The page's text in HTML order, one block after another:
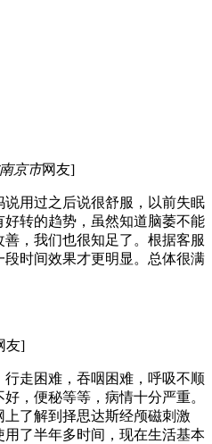
京市网友]
用过之后说很舒服，以前失眠
转的趋势，虽然知道脑萎不能
，我们也很知足了。根据客服
时间效果才更明显。总体很满
友]
走困难，吞咽困难，呼吸不顺
，便秘等等，病情十分严重。
了解到择思达斯经颅磁刺激
了半年多时间，现在生活基本